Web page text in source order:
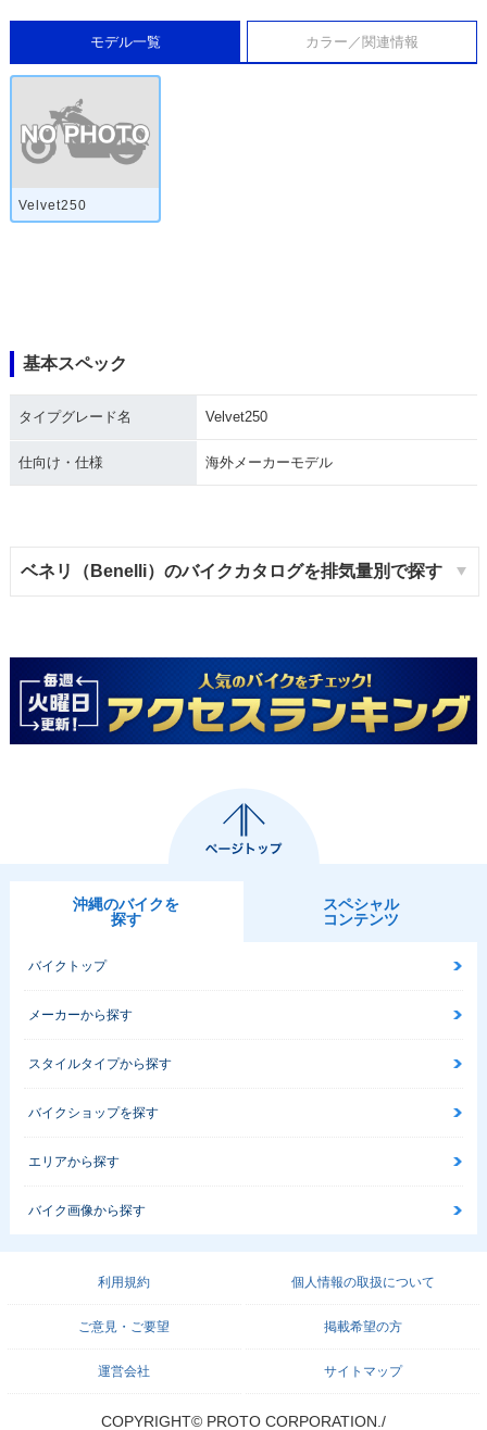
モデル一覧 カラー／関連情報
Velvet250
基本スペック
タイプグレード名 Velvet250
仕向け・仕様 海外メーカーモデル
ベネリ（Benelli）のバイクカタログを排気量別で探す
沖縄のバイクを
探す
スペシャル
コンテンツ
バイクトップ
メーカーから探す
スタイルタイプから探す
バイクショップを探す
エリアから探す
バイク画像から探す
利用規約 個人情報の取扱について
ご意見・ご要望 掲載希望の方
運営会社 サイトマップ
COPYRIGHT© PROTO CORPORATION./